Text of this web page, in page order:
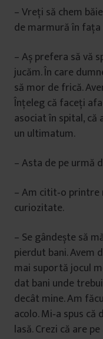
– Vreţi să chem
de marmură în faţa
– Aș prefera să vă
jucăm. În care
să mor de frică.
Înţeleg că faceţi
asociat în spital, că
un ultimatum.
– Asta de pe urmă
– Am citit‑o
curiozitate.
– Se gândește să
pierdut bani. Avem
mai suportă jocul
dat bani unde
decât mine. Am
acolo. Mi‑a spus
lasă. Crezi că are